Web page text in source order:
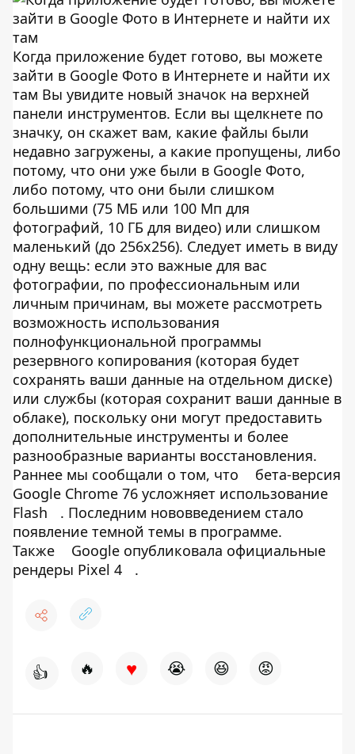
Когда приложение будет готово, вы можете
зайти в Google Фото в Интернете и найти их
там Вы увидите новый значок на верхней
панели инструментов. Если вы щелкнете по
значку, он скажет вам, какие файлы были
недавно загружены, а какие пропущены, либо
потому, что они уже были в Google Фото,
либо потому, что они были слишком
большими (75 МБ или 100 Мп для
фотографий, 10 ГБ для видео) или слишком
маленький (до 256х256). Следует иметь в виду
одну вещь: если это важные для вас
фотографии, по профессиональным или
личным причинам, вы можете рассмотреть
возможность использования
полнофункциональной программы
резервного копирования (которая будет
сохранять ваши данные на отдельном диске)
или службы (которая сохранит ваши данные в
облаке), поскольку они могут предоставить
дополнительные инструменты и более
разнообразные варианты восстановления.
Раннее мы сообщали о том, что
бета-версия
Google Chrome 76 усложняет использование
Flash
. Последним нововведением стало
появление темной темы в программе.
Также
Google опубликовала официальные
рендеры Pixel 4
.
👍 🔥 ♥ 😭 😆 😡